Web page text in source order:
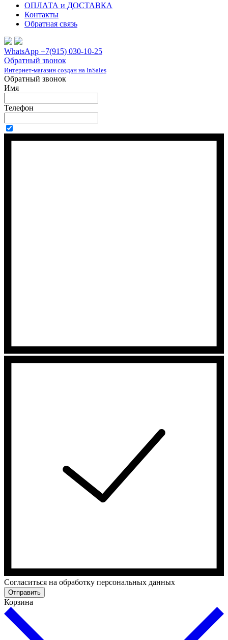
ОПЛАТА и ДОСТАВКА
Контакты
Обратная связь
WhatsApp +7(915) 030-10-25
Обратный звонок
Интернет-магазин создан на InSales
Обратный звонок
Имя
Телефон
Cогласиться на обработку персональных данных
Отправить
Корзина